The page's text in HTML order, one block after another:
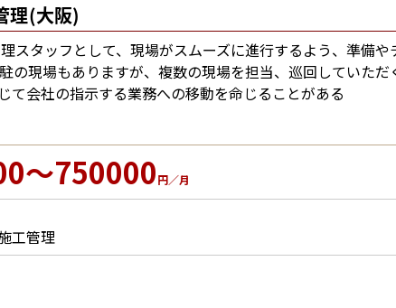
理(大阪)
スタッフとして、現場がスムーズに進行するよう、準備
の現場もありますが、複数の現場を担当、巡回していた
て会社の指示する業務への移動を命じることがある
～750000円／月
工管理